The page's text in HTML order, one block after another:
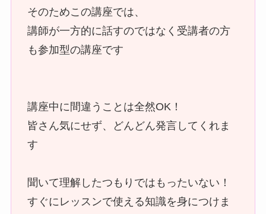
そのためこの講座では、
講師が一方的に話すのではなく受講者の方
も参加型の講座です
講座中に間違うことは全然OK！
皆さん気にせず、どんどん発言してくれま
す
聞いて理解したつもりではもったいない！
すぐにレッスンで使える知識を身につけま